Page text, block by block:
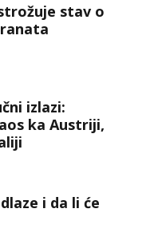
stav o
izlazi:
ka Austriji,
i da li će